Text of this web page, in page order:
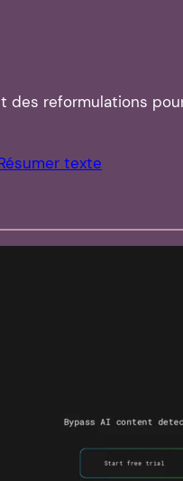
des reformulations
texte